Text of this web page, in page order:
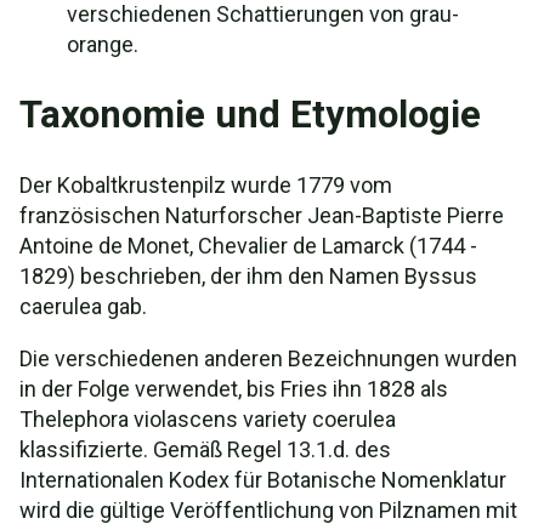
verschiedenen Schattierungen von grau-
orange.
Taxonomie und Etymologie
Der Kobaltkrustenpilz wurde 1779 vom
französischen Naturforscher Jean-Baptiste Pierre
Antoine de Monet, Chevalier de Lamarck (1744 -
1829) beschrieben, der ihm den Namen Byssus
caerulea gab.
Die verschiedenen anderen Bezeichnungen wurden
in der Folge verwendet, bis Fries ihn 1828 als
Thelephora violascens variety coerulea
klassifizierte. Gemäß Regel 13.1.d. des
Internationalen Kodex für Botanische Nomenklatur
wird die gültige Veröffentlichung von Pilznamen mit